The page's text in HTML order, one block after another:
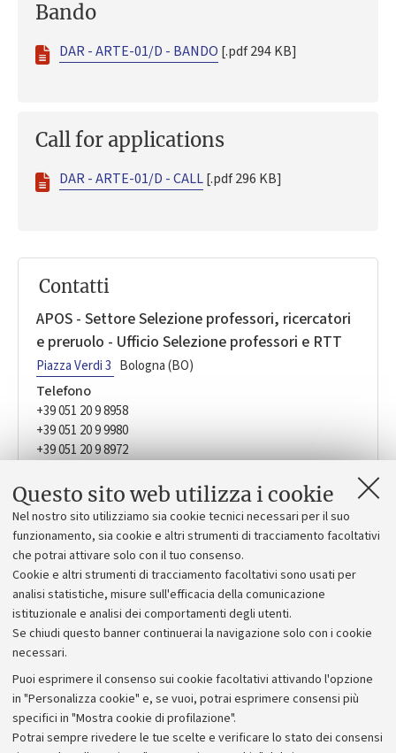
Questo sito web utilizza i cookie
Nel nostro sito utilizziamo sia cookie tecnici necessari per il suo
funzionamento, sia cookie e altri strumenti di tracciamento facoltativi
che potrai attivare solo con il tuo consenso.
Cookie e altri strumenti di tracciamento facoltativi sono usati per
analisi statistiche, misure sull'efficacia della comunicazione
istituzionale e analisi dei comportamenti degli utenti.
Se chiudi questo banner continuerai la navigazione solo con i cookie
necessari.
Puoi esprimere il consenso sui cookie facoltativi attivando l'opzione
in "Personalizza cookie" e, se vuoi, potrai esprimere consensi più
specifici in "Mostra cookie di profilazione".
Potrai sempre rivedere le tue scelte e verificare lo stato dei consensi
Bando
DAR - ARTE-01/D - BANDO [.pdf 294 KB]
Call for applications
DAR - ARTE-01/D - CALL[.pdf 296 KB]
Contatti
APOS - Settore Selezione professori, ricercatori
e preruolo - Ufficio Selezione professori e RTT
Piazza Verdi 3 Bologna (BO)
Telefono
+39 051 20 9 8958
+39 051 20 9 9980
+39 051 20 9 8972
+39 051 20 9 8946
+39 051 20 9 8947
apos.selezioneprofessori-rtt@unibo.it
Orario
Lunedì-venerdì 9:00-13:00